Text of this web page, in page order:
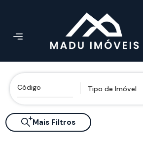
Tipo de Imóvel
Mais Filtros